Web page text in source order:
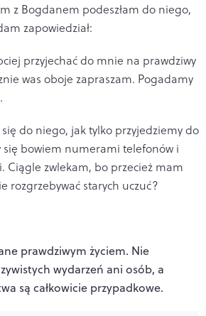
z Bogdanem podeszłam do niego,
zapowiedział:
przyjechać do mnie na prawdziwy
was oboje zapraszam. Pogadamy
do niego, jak tylko przyjedziemy do
bowiem numerami telefonów i
Ciągle zwlekam, bo przecież mam
rozgrzebywać starych uczuć?
prawdziwym życiem. Nie
wydarzeń ani osób, a
są całkowicie przypadkowe.